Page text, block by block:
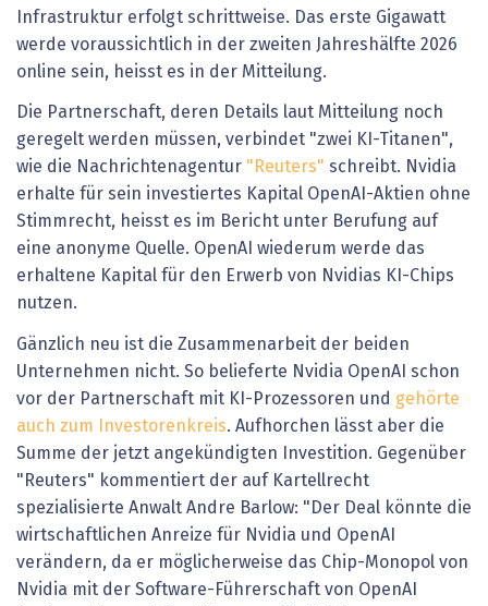
Infrastruktur erfolgt schrittweise. Das erste Gigawatt
werde voraussichtlich in der zweiten Jahreshälfte 2026
online sein, heisst es in der Mitteilung.
Die Partnerschaft, deren Details laut Mitteilung noch
geregelt werden müssen, verbindet "zwei KI-Titanen",
wie die Nachrichtenagentur "Reuters" schreibt. Nvidia
erhalte für sein investiertes Kapital OpenAI-Aktien ohne
Stimmrecht, heisst es im Bericht unter Berufung auf
eine anonyme Quelle. OpenAI wiederum werde das
erhaltene Kapital für den Erwerb von Nvidias KI-Chips
nutzen.
Gänzlich neu ist die Zusammenarbeit der beiden
Unternehmen nicht. So belieferte Nvidia OpenAI schon
vor der Partnerschaft mit KI-Prozessoren und gehörte
auch zum Investorenkreis. Aufhorchen lässt aber die
Summe der jetzt angekündigten Investition. Gegenüber
"Reuters" kommentiert der auf Kartellrecht
spezialisierte Anwalt Andre Barlow: "Der Deal könnte die
wirtschaftlichen Anreize für Nvidia und OpenAI
verändern, da er möglicherweise das Chip-Monopol von
Nvidia mit der Software-Führerschaft von OpenAI